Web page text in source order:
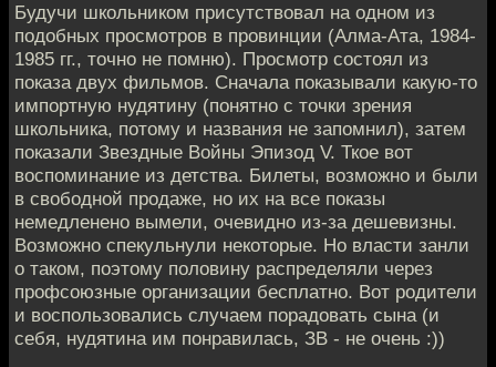
Будучи школьником присутствовал на одном из
подобных просмотров в провинции (Алма-Ата, 1984-
1985 гг., точно не помню). Просмотр состоял из
показа двух фильмов. Сначала показывали какую-то
импортную нудятину (понятно с точки зрения
школьника, потому и названия не запомнил), затем
показали Звездные Войны Эпизод V. Ткое вот
воспоминание из детства. Билеты, возможно и были
в свободной продаже, но их на все показы
немедленено вымели, очевидно из-за дешевизны.
Возможно спекульнули некоторые. Но власти занли
о таком, поэтому половину распределяли через
профсоюзные организации бесплатно. Вот родители
и воспользовались случаем порадовать сына (и
себя, нудятина им понравилась, ЗВ - не очень :))